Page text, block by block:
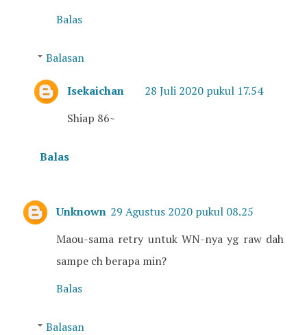
Balas
Balasan
Isekaichan
28 Juli 2020 pukul 17.54
Shiap 86~
Balas
Unknown 29 Agustus 2020 pukul 08.25
Maou-sama retry untuk WN-nya yg raw dah
sampe ch berapa min?
Balas
Balasan